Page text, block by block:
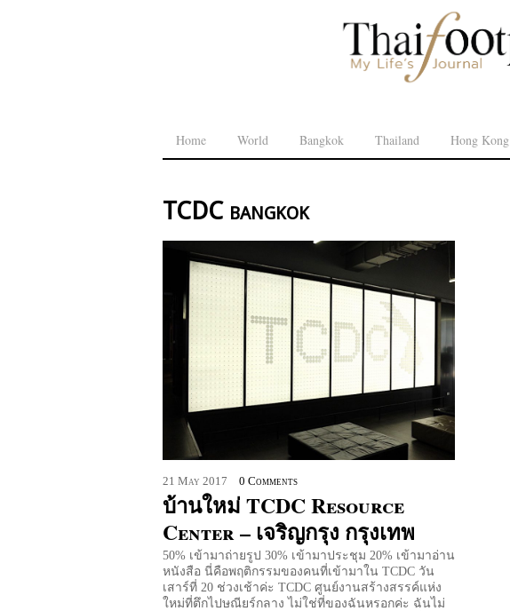
Home World Bangkok Thailand Hong Kong
TCDC bangkok
21 May 2017 0 Comments
บ้านใหม่ TCDC Resource
Center – เจริญกรุง กรุงเทพ
50% เข้ามาถ่ายรูป 30% เข้ามาประชุม 20% เข้ามาอ่าน
หนังสือ นี่คือพฤติกรรมของคนที่เข้ามาใน TCDC วัน
เสาร์ที่ 20 ช่วงเช้าค่ะ TCDC ศูนย์งานสร้างสรรค์แห่ง
ใหม่ที่ตึกไปษณียร์กลาง ไม่ใช่ที่ของฉันหรอกค่ะ ฉันไม่